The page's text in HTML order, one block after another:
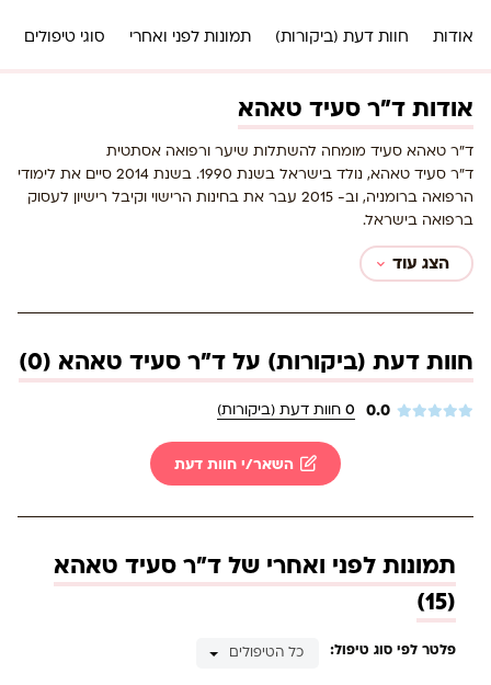
אודות חוות דעת (ביקורות) תמונות לפני ואחרי סוגי טיפולים
אודות ד"ר סעיד טאהא
ד״ר טאהא סעיד מומחה להשתלות שיער ורפואה אסתטית
ד”ר סעיד טאהא, נולד בישראל בשנת 1990. בשנת 2014 סיים את לימודי
הרפואה ברומניה, וב- 2015 עבר את בחינות הרישוי וקיבל רישיון לעסוק
ברפואה בישראל.
הצג עוד
חוות דעת (ביקורות) על ד"ר סעיד טאהא (0)
0.0
0 חוות דעת (ביקורות)
השאר/י חוות דעת
תמונות לפני ואחרי של ד"ר סעיד טאהא
(
15
)
פלטר לפי סוג טיפול: כל הטיפולים